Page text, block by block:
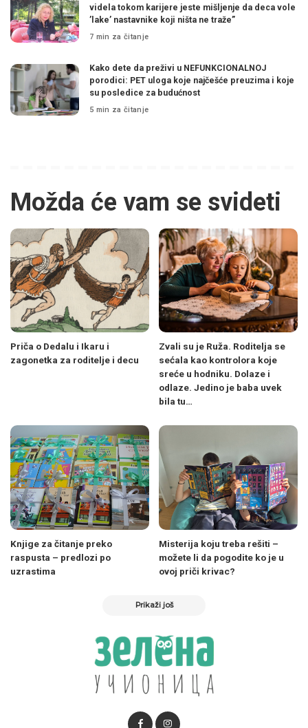
videla tokom karijere jeste mišljenje da deca vole
’lake’ nastavnike koji ništa ne traže”
7 min za čitanje
Kako dete da preživi u NEFUNKCIONALNOJ
porodici: PET uloga koje najčešće preuzima i koje
su posledice za budućnost
5 min za čitanje
Možda će vam se svideti
Priča o Dedalu i Ikaru i
zagonetka za roditelje i decu
Zvali su je Ruža. Roditelja se
sećala kao kontrolora koje
sreće u hodniku. Dolaze i
odlaze. Jedino je baba uvek
bila tu…
Knjige za čitanje preko
raspusta – predlozi po
uzrastima
Misterija koju treba rešiti –
možete li da pogodite ko je u
ovoj priči krivac?
Prikaži još